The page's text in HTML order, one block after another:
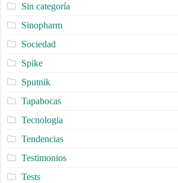
Sin categoría
Sinopharm
Sociedad
Spike
Sputnik
Tapabocas
Tecnologia
Tendencias
Testimonios
Tests